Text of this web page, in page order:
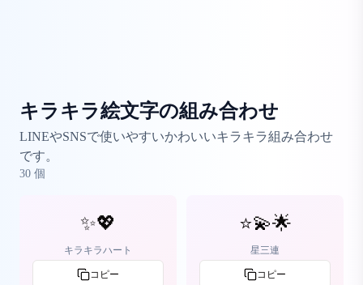
キラキラ絵文字の組み合わせ
LINEやSNSで使いやすいかわいいキラキラ組み合わせ
です。
30 個
✨💖
キラキラハート
コピー
⭐💫🌟
星三連
コピー